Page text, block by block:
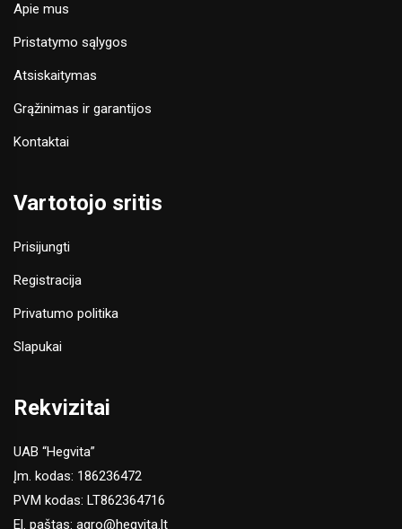
Apie mus
Pristatymo sąlygos
Atsiskaitymas
Grąžinimas ir garantijos
Kontaktai
Vartotojo sritis
Prisijungti
Registracija
Privatumo politika
Slapukai
Rekvizitai
UAB “Hegvita”
Įm. kodas: 186236472
PVM kodas: LT862364716
El. paštas: agro@hegvita.lt